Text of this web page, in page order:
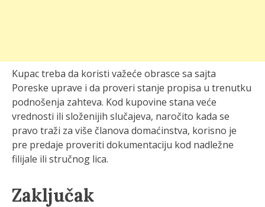
Kupac treba da koristi važeće obrasce sa sajta
Poreske uprave i da proveri stanje propisa u trenutku
podnošenja zahteva. Kod kupovine stana veće
vrednosti ili složenijih slučajeva, naročito kada se
pravo traži za više članova domaćinstva, korisno je
pre predaje proveriti dokumentaciju kod nadležne
filijale ili stručnog lica.
Zaključak